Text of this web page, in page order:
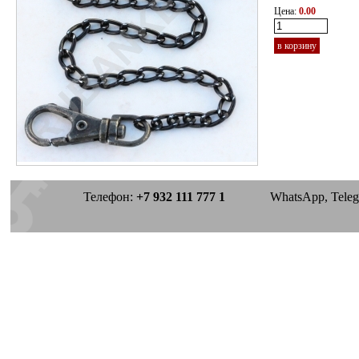
Цена: 0.00
в корзину
Телефон:+7 932 111 777 1 WhatsApp,